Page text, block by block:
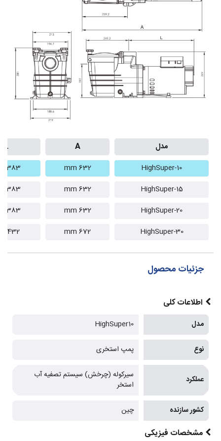
مدل A
L
HighSuper-10
632 mm
383 mm
HighSuper-15
632 mm
383 mm
HighSuper-20
632 mm
383 mm
HighSuper-30
672 mm
432 mm
جزئیات محصول
اطلاعات کلی
مدل HighSuper10
نوع پمپ استخری
عملکرد
سیرکوله (چرخش) سیستم تصفیه آب
استخر
کشور سازنده چین
مشخصات فیزیکی